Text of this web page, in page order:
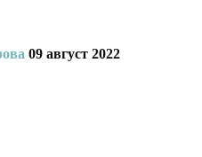
09 август 2022